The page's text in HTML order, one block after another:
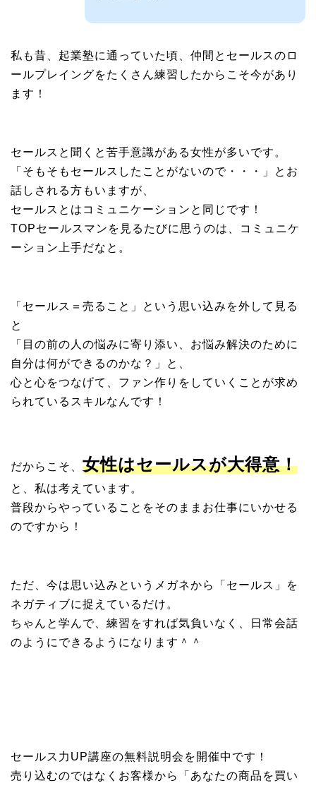
私も昔、起業塾に通っていた頃、仲間とセールスのロ
ールプレイングをたくさん練習したからこそ今があり
ます！
セールスと聞くと苦手意識がある女性が多いです。
「そもそもセールスしたことがないので・・・」とお
話しされる方もいますが、
セールスとはコミュニケーションと同じです！
TOPセールスマンを見るたびに思うのは、コミュニケ
ーション上手だなと。
「セールス＝売ること」という思い込みを外して見る
と
「目の前の人の悩みに寄り添い、お悩み解決のために
自分は何ができるのかな？」と、
心と心をつなげて、ファン作りをしていくことが求め
られているスキルなんです！
だからこそ、 女性はセールスが大得意！
と、私は考えています。
普段からやっていることをそのままお仕事にいかせる
のですから！
ただ、今は思い込みというメガネから「セールス」を
ネガティブに捉えているだけ。
ちゃんと学んで、練習をすれば気負いなく、日常会話
のようにできるようになります＾＾
セールス力UP講座の無料説明会を開催中です！
売り込むのではなくお客様から「あなたの商品を買い